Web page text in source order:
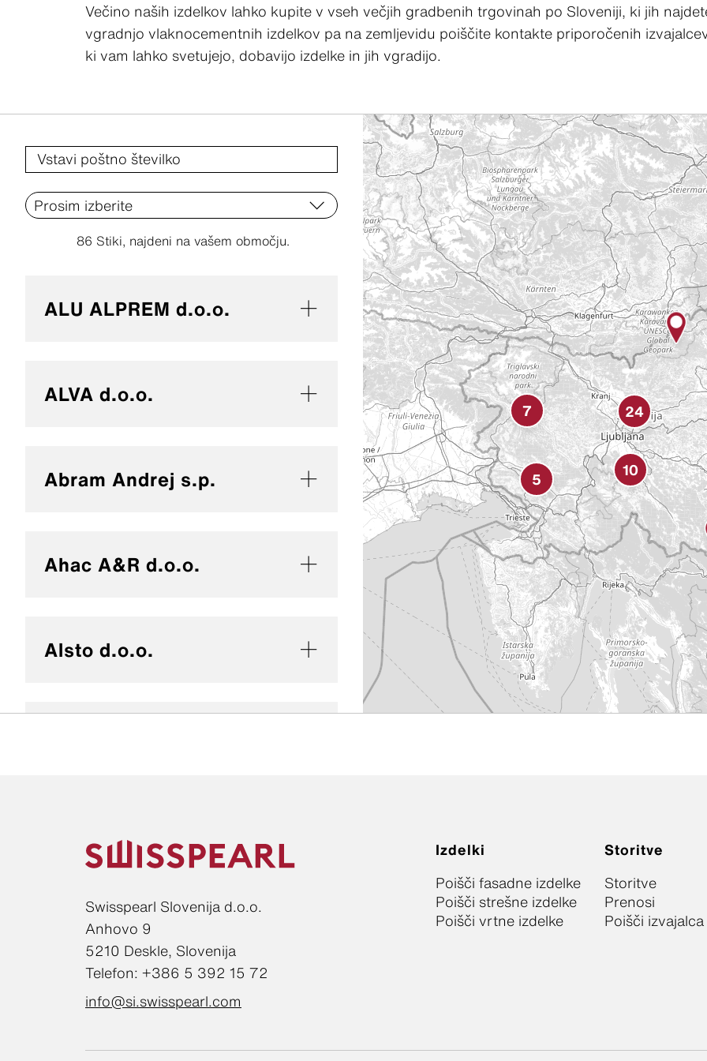
Večino naših izdelkov lahko kupite v vseh večjih gradbenih trgovinah po Sloveniji, ki jih
vgradnjo vlaknocementnih izdelkov pa na zemljevidu poiščite kontakte priporočenih
ki vam lahko svetujejo, dobavijo izdelke in jih vgradijo.
86 Stiki, najdeni na vašem območju.
ALU ALPREM d.o.o.
ALVA d.o.o.
Abram Andrej s.p.
Ahac A&R d.o.o.
Alsto d.o.o.
Andrej Vrtačič s.p.
Andrej Vrtačič s.p.
5 10
7 24
Swisspearl Slovenija d.o.o.
Anhovo 9
5210 Deskle, Slovenija
Telefon: +386 5 392 15 72
info@si.swisspearl.com
Izdelki
Poišči fasadne izdelke
Poišči strešne izdelke
Poišči vrtne izdelke
Storitve
Storitve
Prenosi
Poišči izvajalca